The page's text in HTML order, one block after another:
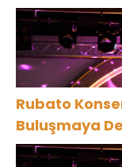
Rubato
Buluşmaya